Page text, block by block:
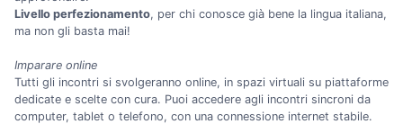
Livello perfezionamento, per chi conosce già bene la lingua italiana,
ma non gli basta mai!
Imparare online
Tutti gli incontri si svolgeranno online, in spazi virtuali su piattaforme
dedicate e scelte con cura. Puoi accedere agli incontri sincroni da
computer, tablet o telefono, con una connessione internet stabile.